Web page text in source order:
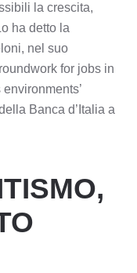
la crescita,
ha detto la
nel suo
for jobs in
Banca d’Italia a